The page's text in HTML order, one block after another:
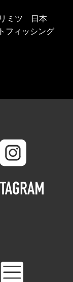
リミツ 日本
フィッシング